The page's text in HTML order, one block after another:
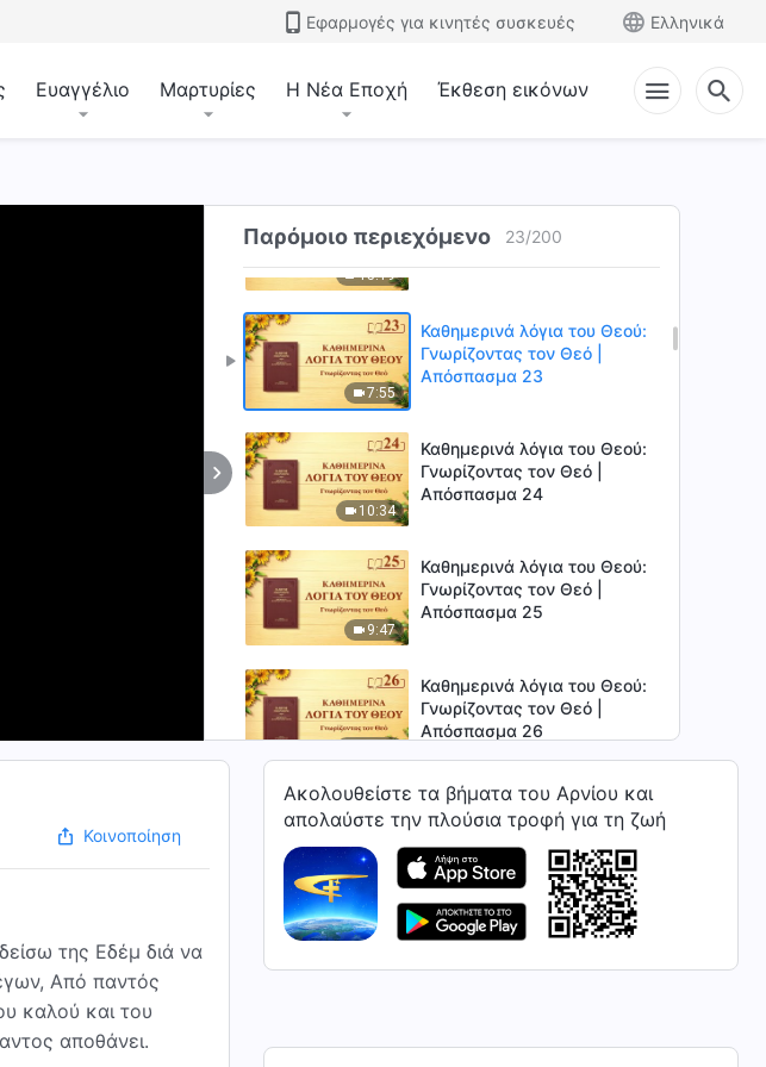
Εφαρμογές για κινητές συσκευές Ελληνικά
Ευαγγέλιο Μαρτυρίες Η Νέα Εποχή Έκθεση εικόνων
Παρόμοιο περιεχόμενο 23/200
15:07
Απόσπασμα 20
Καθημερινά λόγια του Θεού:
15:19
Καθημερινά λόγια του Θεού:
Γνωρίζοντας τον Θεό |
7:55
Καθημερινά λόγια του Θεού:
Γνωρίζοντας τον Θεό |
Απόσπασμα 23
10:34
Καθημερινά λόγια του Θεού:
Γνωρίζοντας τον Θεό |
Απόσπασμα 24
9:47
Καθημερινά λόγια του Θεού:
Γνωρίζοντας τον Θεό |
Απόσπασμα 25
Καθημερινά λόγια του Θεού:
Γνωρίζοντας τον Θεό |
Απόσπασμα 26
10:39
Καθημερινά λόγια του Θεού:
Γνωρίζοντας τον Θεό |
Απόσπασμα 27
Καθημερινά λόγια του Θεού:
Γνωρίζοντας τον Θεό |
Απόσπασμα 28
Κοινοποίηση
της Εδέμ διά να
Από παντός
καλού και του
αποθάνει.
Ακολουθείστε τα βήματα του Αρνίου και
απολαύστε την πλούσια τροφή για τη ζωή